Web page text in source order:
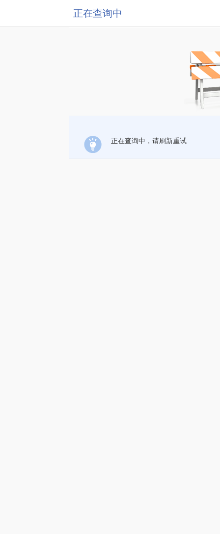
正在查询中
正在查询中，请刷新重试